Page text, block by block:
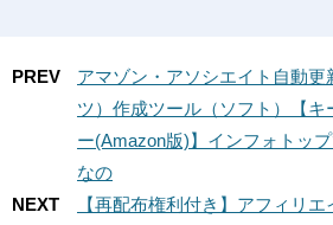
PREV
アマゾン・アソシエイト自動更
ツ）作成ツール（ソフト）【
ー(Amazon版)】インフォトッ
なの
NEXT
【再配布権利付き】アフィリ